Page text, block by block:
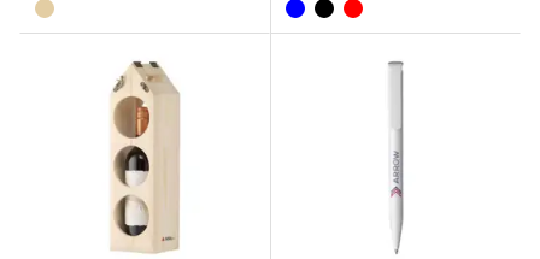
brun bois bleu translucide
noir translucide
rouge translucide